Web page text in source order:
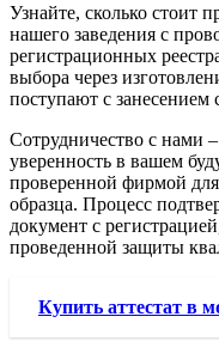
Узнайте, сколько стоит
нашего заведения с
регистрационных
выбора через
поступают с занесением
Сотрудничество с нами
уверенность в вашем
проверенной фирмой для
образца. Процесс
документ с
проведенной защиты
Купить аттестат в